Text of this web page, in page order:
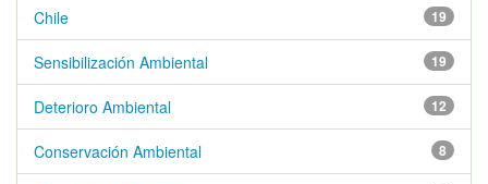
19
Chile
19
Sensibilización Ambiental
12
Deterioro Ambiental
8
Conservación Ambiental